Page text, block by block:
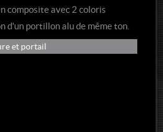
composite avec 2 coloris
d'un portillon alu de même ton.
et portail